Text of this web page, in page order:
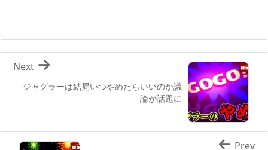
ジャグラーは結局いつやめたらいいのか議
論が話題に
Next
Prev